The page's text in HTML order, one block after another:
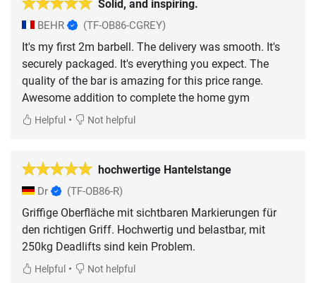
Solid, and inspiring.
BEHR (TF-OB86-CGREY)
It's my first 2m barbell. The delivery was smooth. It's
securely packaged. It's everything you expect. The
quality of the bar is amazing for this price range.
Awesome addition to complete the home gym
Helpful • Not helpful
hochwertige Hantelstange
Dr (TF-OB86-R)
Griffige Oberfläche mit sichtbaren Markierungen für
den richtigen Griff. Hochwertig und belastbar, mit
250kg Deadlifts sind kein Problem.
Helpful • Not helpful